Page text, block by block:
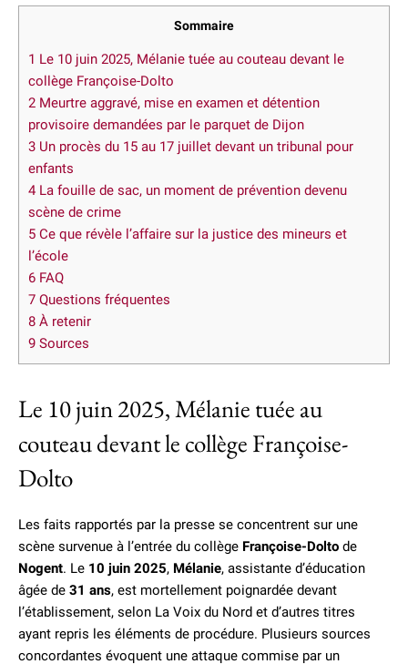
Sommaire
1 Le 10 juin 2025, Mélanie tuée au couteau devant le
collège Françoise-Dolto
2 Meurtre aggravé, mise en examen et détention
provisoire demandées par le parquet de Dijon
3 Un procès du 15 au 17 juillet devant un tribunal pour
enfants
4 La fouille de sac, un moment de prévention devenu
scène de crime
5 Ce que révèle l’affaire sur la justice des mineurs et
l’école
6 FAQ
7 Questions fréquentes
8 À retenir
9 Sources
Le 10 juin 2025, Mélanie tuée au
couteau devant le collège Françoise-
Dolto
Les faits rapportés par la presse se concentrent sur une
scène survenue à l’entrée du collège Françoise-Dolto de
Nogent. Le 10 juin 2025, Mélanie, assistante d’éducation
âgée de 31 ans, est mortellement poignardée devant
l’établissement, selon La Voix du Nord et d’autres titres
ayant repris les éléments de procédure. Plusieurs sources
concordantes évoquent une attaque commise par un